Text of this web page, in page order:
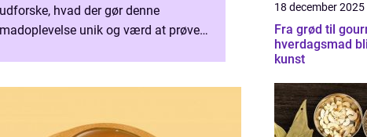
udforske, hvad der gør denne
madoplevelse unik og værd at prøve.
18 december 2025
Fra grød til
hverdagsmad
kunst